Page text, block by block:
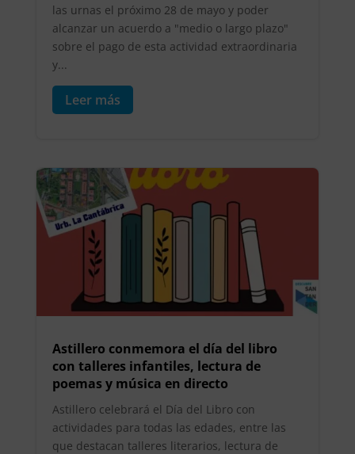
las urnas el próximo 28 de mayo y poder
alcanzar un acuerdo a "medio o largo plazo"
sobre el pago de esta actividad extraordinaria
y...
Leer más
Astillero conmemora el día del libro
con talleres infantiles, lectura de
poemas y música en directo
Astillero celebrará el Día del Libro con
actividades para todas las edades, entre las
que destacan talleres literarios, lectura de